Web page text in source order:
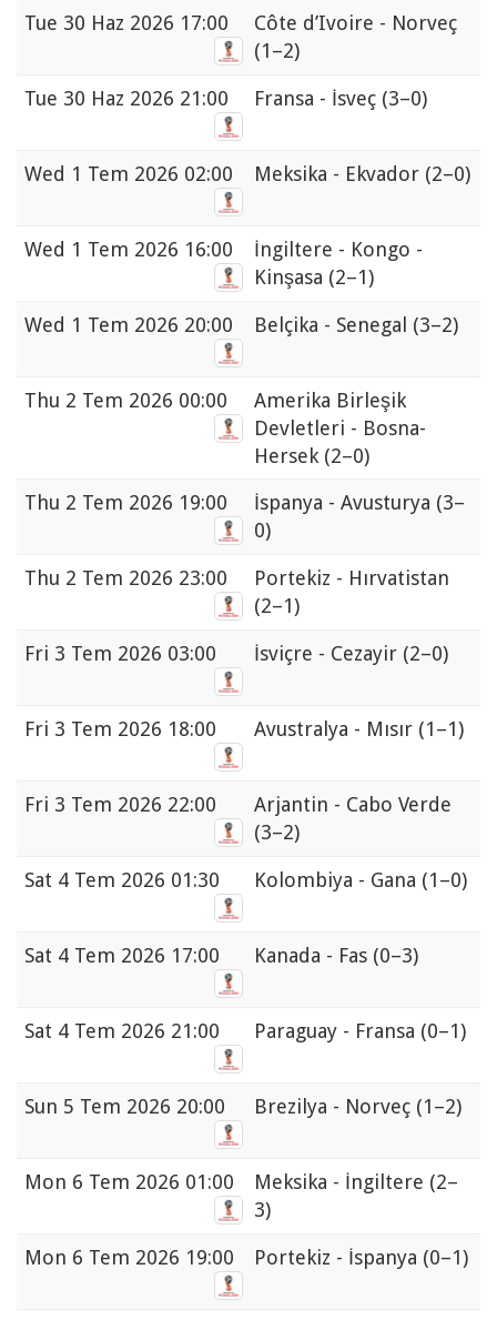
Tue 30 Haz 2026 17:00
Côte d’Ivoire - Norveç
(1–2)
Tue 30 Haz 2026 21:00 Fransa - İsveç (3–0)
Wed 1 Tem 2026 02:00 Meksika - Ekvador (2–0)
Wed 1 Tem 2026 16:00
İngiltere - Kongo -
Kinşasa (2–1)
Wed 1 Tem 2026 20:00 Belçika - Senegal (3–2)
Thu 2 Tem 2026 00:00
Amerika Birleşik
Devletleri - Bosna-
Hersek (2–0)
Thu 2 Tem 2026 19:00 İspanya - Avusturya (3–
0)
Thu 2 Tem 2026 23:00
Portekiz - Hırvatistan
(2–1)
Fri 3 Tem 2026 03:00 İsviçre - Cezayir (2–0)
Fri 3 Tem 2026 18:00 Avustralya - Mısır (1–1)
Fri 3 Tem 2026 22:00
Arjantin - Cabo Verde
(3–2)
Sat 4 Tem 2026 01:30 Kolombiya - Gana (1–0)
Sat 4 Tem 2026 17:00 Kanada - Fas (0–3)
Sat 4 Tem 2026 21:00 Paraguay - Fransa (0–1)
Sun 5 Tem 2026 20:00 Brezilya - Norveç (1–2)
Mon 6 Tem 2026 01:00 Meksika - İngiltere (2–
3)
Mon 6 Tem 2026 19:00 Portekiz - İspanya (0–1)